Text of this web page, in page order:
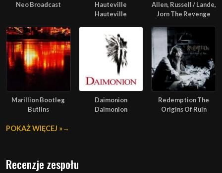
Neo Broadcast
Hauteville
Hauteville
Allen, Russell / Lande,
Jorn The Revenge
Marillion Bootleg
Butlins
Daimonion
Daimonion
Redemption The
Origins Of Ruin
POKAŻ WIĘCEJ »
Recenzje zespołu